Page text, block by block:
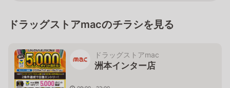
ドラッグストアmacのチラシを見る
ドラッグストアmac
洲本インター店